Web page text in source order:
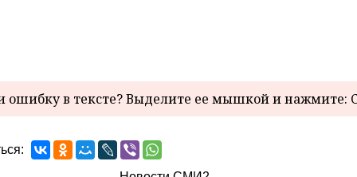
в тексте? Выделите ее мышкой и нажмите: